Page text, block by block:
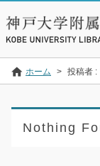
ホーム > 投稿者 :
Nothing